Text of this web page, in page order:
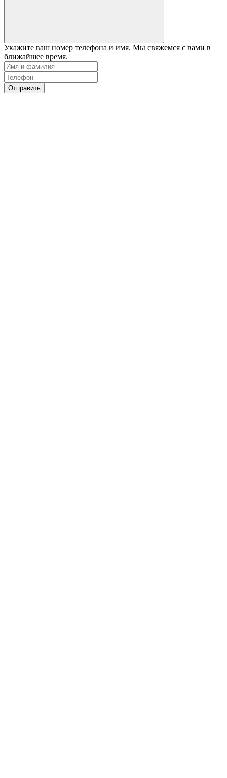
Укажите ваш номер телефона и имя. Мы свяжемся с вами в
ближайшее время.
Отправить